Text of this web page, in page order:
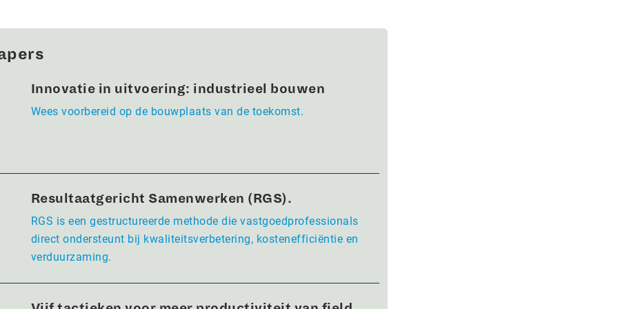
Innovatie in uitvoering: industrieel bouwen
Wees voorbereid op de bouwplaats van de toekomst.
Resultaatgericht Samenwerken (RGS).
RGS is een gestructureerde methode die vastgoedprofessionals
direct ondersteunt bij kwaliteitsverbetering, kostenefficiëntie en
verduurzaming.